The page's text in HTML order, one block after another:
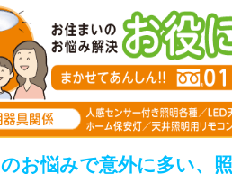
お悩みで意外に多い、